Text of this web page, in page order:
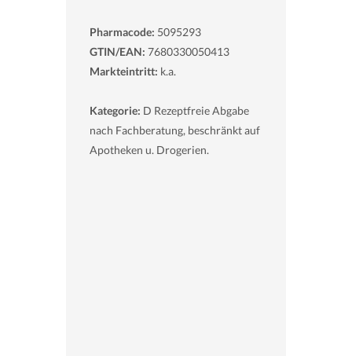
Pharmacode: 5095293
GTIN/EAN: 7680330050413
Markteintritt: k.a.
Kategorie: D Rezeptfreie Abgabe
nach Fachberatung, beschränkt auf
Apotheken u. Drogerien.